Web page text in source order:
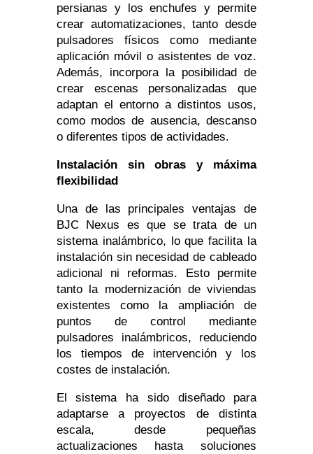
persianas y los enchufes y permite
crear automatizaciones, tanto desde
pulsadores físicos como mediante
aplicación móvil o asistentes de voz.
Además, incorpora la posibilidad de
crear escenas personalizadas que
adaptan el entorno a distintos usos,
como modos de ausencia, descanso
o diferentes tipos de actividades.
Instalación sin obras y máxima
flexibilidad
Una de las principales ventajas de
BJC Nexus es que se trata de un
sistema inalámbrico, lo que facilita la
instalación sin necesidad de cableado
adicional ni reformas. Esto permite
tanto la modernización de viviendas
existentes como la ampliación de
puntos de control mediante
pulsadores inalámbricos, reduciendo
los tiempos de intervención y los
costes de instalación.
El sistema ha sido diseñado para
adaptarse a proyectos de distinta
escala, desde pequeñas
actualizaciones hasta soluciones